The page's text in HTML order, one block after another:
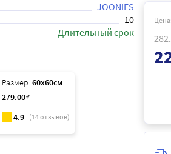
JOONIES
10
Длительный срок
Размер: 60х60см
279.00₽
4.9 (14отзывов)
Цена:
282